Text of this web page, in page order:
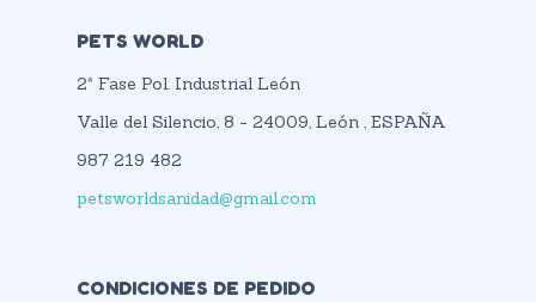
PETS WORLD
2ª Fase Pol. Industrial León
Valle del Silencio, 8 - 24009, León , ESPAÑA
987 219 482
petsworldsanidad@gmail.com
CONDICIONES DE PEDIDO